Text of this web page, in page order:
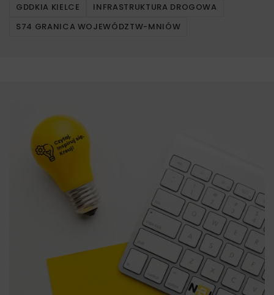
GDDKIA KIELCE
INFRASTRUKTURA DROGOWA
S74 GRANICA WOJEWÓDZTW-MNIÓW